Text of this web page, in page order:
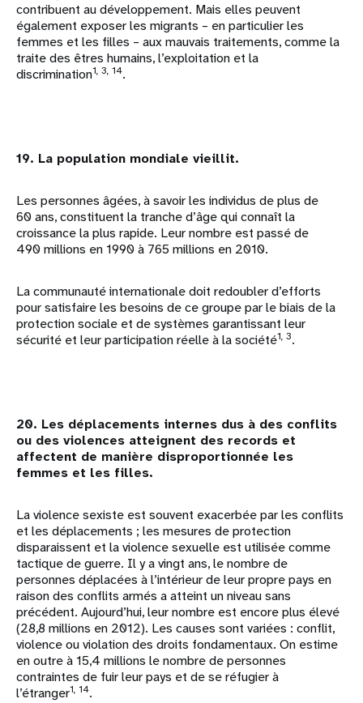
contribuent au développement. Mais elles peuvent
également exposer les migrants – en particulier les
femmes et les filles – aux mauvais traitements, comme la
traite des êtres humains, l’exploitation et la
discrimination1, 3, 14.
19. La population mondiale vieillit.
Les personnes âgées, à savoir les individus de plus de
60 ans, constituent la tranche d’âge qui connaît la
croissance la plus rapide. Leur nombre est passé de
490 millions en 1990 à 765 millions en 2010.
La communauté internationale doit redoubler d’efforts
pour satisfaire les besoins de ce groupe par le biais de la
protection sociale et de systèmes garantissant leur
sécurité et leur participation réelle à la société1, 3.
20. Les déplacements internes dus à des conflits
ou des violences atteignent des records et
affectent de manière disproportionnée les
femmes et les filles.
La violence sexiste est souvent exacerbée par les conflits
et les déplacements ; les mesures de protection
disparaissent et la violence sexuelle est utilisée comme
tactique de guerre. Il y a vingt ans, le nombre de
personnes déplacées à l’intérieur de leur propre pays en
raison des conflits armés a atteint un niveau sans
précédent. Aujourd’hui, leur nombre est encore plus élevé
(28,8 millions en 2012). Les causes sont variées : conflit,
violence ou violation des droits fondamentaux. On estime
en outre à 15,4 millions le nombre de personnes
contraintes de fuir leur pays et de se réfugier à
l’étranger1, 14.